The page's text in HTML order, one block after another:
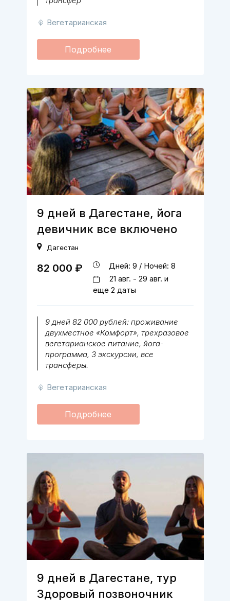
Вегетарианская
Подробнее
9 дней в Дагестане, йога
девичник все включено
Дагестан
9 дней 82 000 рублей: проживание
двухместное «Комфорт», трехразовое
вегетарианское питание, йога-
программа, 3 экскурсии, все
трансферы.
Вегетарианская
82 000 ₽
Дней: 9 / Ночей: 8
21 авг. - 29 авг. и
еще 2 даты
Подробнее
9 дней в Дагестане, тур
Здоровый позвоночник